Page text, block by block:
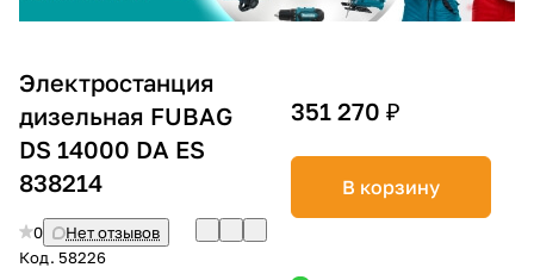
Электростанция
дизельная FUBAG
DS 14000 DA ES
838214
0
Нет отзывов
Код. 58226
351 270 ₽
В корзину
График платежей
Сегодня
25%